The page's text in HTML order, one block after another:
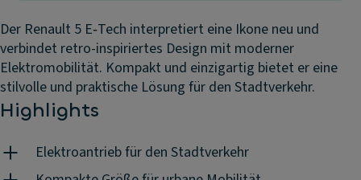
Der Renault 5 E‑Tech interpretiert eine Ikone neu und
verbindet retro-inspiriertes Design mit moderner
Elektromobilität. Kompakt und einzigartig bietet er eine
stilvolle und praktische Lösung für den Stadtverkehr.
Highlights
Elektroantrieb für den Stadtverkehr